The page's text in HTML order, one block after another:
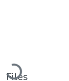
Loading...
Files